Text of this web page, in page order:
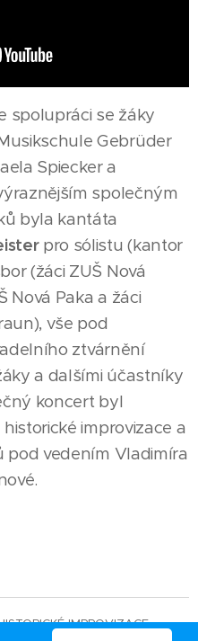
spolupráci se žáky
Gebrüder
Spiecker a
společným
byla kantáta
pro sólistu (kantor
(žáci ZUŠ Nová
Nová Paka a žáci
vše pod
ztvárnění
a dalšími účastníky
koncert byl
improvizace a
pod vedením Vladimíra
IMPROVIZACE